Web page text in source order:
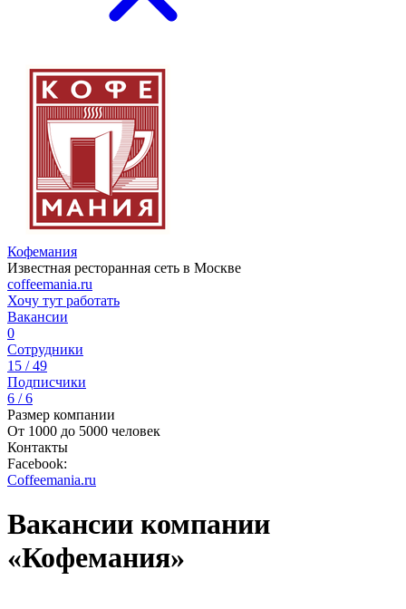
Кофемания
Известная ресторанная сеть в Москве
coffeemania.ru
Хочу тут работать
Вакансии
0
Сотрудники
15 / 49
Подписчики
6 / 6
Размер компании
От 1000 до 5000 человек
Контакты
Facebook:
Coffeemania.ru
Вакансии компании
«Кофемания»